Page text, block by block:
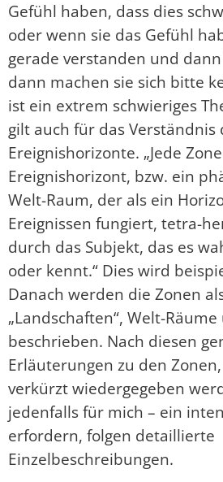
Gefühl haben, dass dies
oder wenn sie das Gefühl
gerade verstanden und
dann machen sie sich bitte
ist ein extrem schwieriges
gilt auch für das Verständnis
Ereignishorizonte. „Jede
Ereignishorizont, bzw. ein
Welt-Raum, der als ein
Ereignissen fungiert, tetra-
durch das Subjekt, das es
oder kennt.“ Dies wird
Danach werden die Zonen
„Landschaften“, Welt-
beschrieben. Nach diesen
Erläuterungen zu den
verkürzt wiedergegeben
jedenfalls für mich – ein
erfordern, folgen detaillierte
Einzelbeschreibungen.